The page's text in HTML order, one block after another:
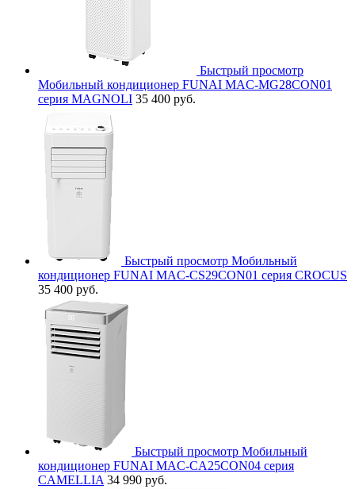
Быстрый просмотр
Мобильный кондиционер FUNAI MAC-MG28CON01
серия MAGNOLI 35 400 руб.
Быстрый просмотр Мобильный
кондиционер FUNAI MAC-CS29CON01 серия CROCUS
35 400 руб.
Быстрый просмотр Мобильный
кондиционер FUNAI MAC-CA25CON04 серия
CAMELLIA 34 990 руб.